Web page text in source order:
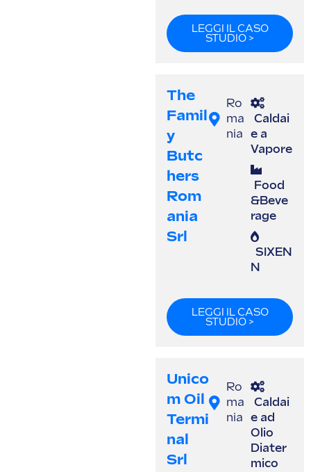
LEGGI IL CASO
STUDIO >
The
Famil
Y
Butc
Hers
Rom
Ania
Srl
Ro
ma
nia
Caldai
e a
Vapore
Food
&Beve
rage
SIXEN
N
LEGGI IL CASO
STUDIO >
Unico
M Oil
Termi
Nal
Srl
Ro
ma
nia
Caldai
e ad
Olio
Diater
mico